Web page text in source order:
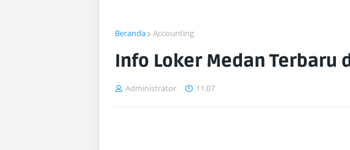
Beranda Accounting
Info Loker Medan Terbaru
Administrator 11.07